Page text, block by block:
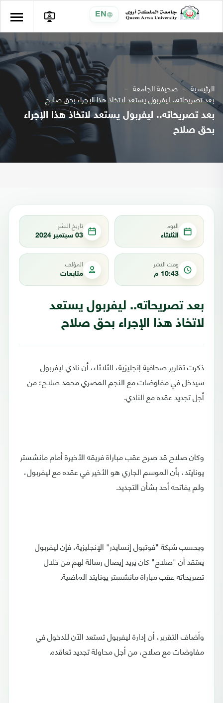
EN
الرئيسية صحيفة الجامعة
بعد تصريحاته.. ليفربول يستعد لاتخاذ هذا الإجراء بحق صلاح
بعد تصريحاته.. ليفربول يستعد لاتخاذ هذا الإجراء
بحق صلاح
اليوم
الثلاثاء
تاريخ النشر
03 سبتمبر 2024
وقت النشر
10:43 م
المؤلف
متابعات
بعد تصريحاته.. ليفربول يستعد
لاتخاذ هذا الإجراء بحق صلاح
ذكرت تقارير صحافية إنجليزية، الثلاثاء، أن نادي ليفربول
سيدخل في مفاوضات مع النجم المصري محمد صلاح؛ من
أجل تجديد عقده مع النادي.
وكان صلاح قد صرح عقب مباراة فريقه الأخيرة أمام مانشستر
يونايتد، بأن الموسم الجاري هو الأخير في عقده مع ليفربول،
ولم يفاتحه أحد بشأن التجديد.
وبحسب شبكة "فوتبول إنسايدر" الإنجليزية، فإن ليفربول
يعتقد أن "صلاح" كان يريد إيصال رسالة لهم من خلال
تصريحاته عقب مباراة مانشستر يونايتد الماضية.
وأضاف التقرير، أن إدارة ليفربول تستعد الآن للدخول في
مفاوضات مع صلاح، من أجل محاولة تجديد تعاقده.